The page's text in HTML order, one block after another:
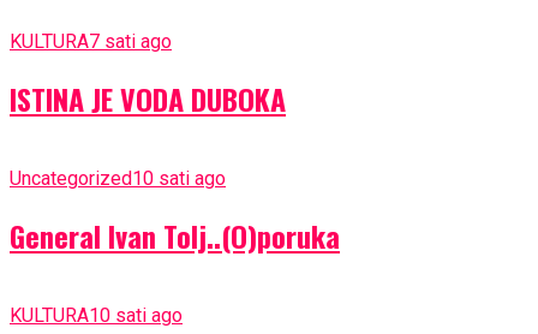
KULTURA7 sati ago
ISTINA JE VODA DUBOKA
Uncategorized10 sati ago
General Ivan Tolj..(O)poruka
KULTURA10 sati ago